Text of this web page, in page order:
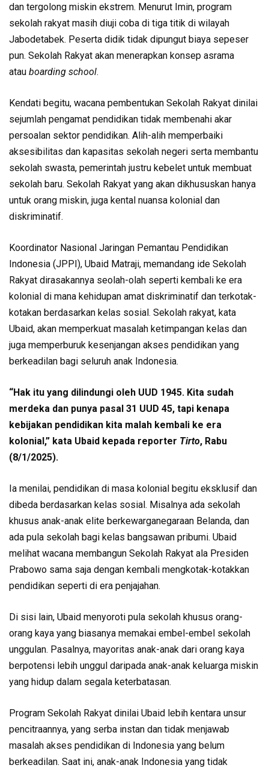
dan tergolong miskin ekstrem. Menurut Imin, program
sekolah rakyat masih diuji coba di tiga titik di wilayah
Jabodetabek. Peserta didik tidak dipungut biaya sepeser
pun. Sekolah Rakyat akan menerapkan konsep asrama
atau boarding school.
Kendati begitu, wacana pembentukan Sekolah Rakyat dinilai
sejumlah pengamat pendidikan tidak membenahi akar
persoalan sektor pendidikan. Alih-alih memperbaiki
aksesibilitas dan kapasitas sekolah negeri serta membantu
sekolah swasta, pemerintah justru kebelet untuk membuat
sekolah baru. Sekolah Rakyat yang akan dikhususkan hanya
untuk orang miskin, juga kental nuansa kolonial dan
diskriminatif.
Koordinator Nasional Jaringan Pemantau Pendidikan
Indonesia (JPPI), Ubaid Matraji, memandang ide Sekolah
Rakyat dirasakannya seolah-olah seperti kembali ke era
kolonial di mana kehidupan amat diskriminatif dan terkotak-
kotakan berdasarkan kelas sosial. Sekolah rakyat, kata
Ubaid, akan memperkuat masalah ketimpangan kelas dan
juga memperburuk kesenjangan akses pendidikan yang
berkeadilan bagi seluruh anak Indonesia.
“Hak itu yang dilindungi oleh UUD 1945. Kita sudah
merdeka dan punya pasal 31 UUD 45, tapi kenapa
kebijakan pendidikan kita malah kembali ke era
kolonial,” kata Ubaid kepada reporter Tirto, Rabu
(8/1/2025).
Ia menilai, pendidikan di masa kolonial begitu eksklusif dan
dibeda berdasarkan kelas sosial. Misalnya ada sekolah
khusus anak-anak elite berkewarganegaraan Belanda, dan
ada pula sekolah bagi kelas bangsawan pribumi. Ubaid
melihat wacana membangun Sekolah Rakyat ala Presiden
Prabowo sama saja dengan kembali mengkotak-kotakkan
pendidikan seperti di era penjajahan.
Di sisi lain, Ubaid menyoroti pula sekolah khusus orang-
orang kaya yang biasanya memakai embel-embel sekolah
unggulan. Pasalnya, mayoritas anak-anak dari orang kaya
berpotensi lebih unggul daripada anak-anak keluarga miskin
yang hidup dalam segala keterbatasan.
Program Sekolah Rakyat dinilai Ubaid lebih kentara unsur
pencitraannya, yang serba instan dan tidak menjawab
masalah akses pendidikan di Indonesia yang belum
berkeadilan. Saat ini, anak-anak Indonesia yang tidak